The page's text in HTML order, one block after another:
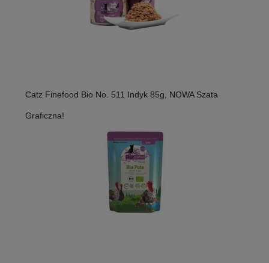
Catz Finefood Bio No. 511 Indyk 85g, NOWA Szata
Graficzna!